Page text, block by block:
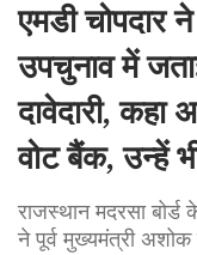
एमडी चोपदार
उपचुनाव में
दावेदारी,
वोट बैंक, उन्हें
राजस्थान मदरसा
ने पूर्व मुख्यमंत्री